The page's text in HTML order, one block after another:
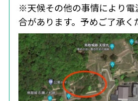
※天候その他の事情により電
合があります。予めご了承く